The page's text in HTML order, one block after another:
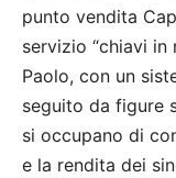
punto vendita
servizio “chiavi in
Paolo, con un
seguito da figure
si occupano di
e la rendita dei